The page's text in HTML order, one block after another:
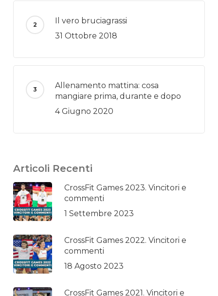
Il vero bruciagrassi
31 Ottobre 2018
Allenamento mattina: cosa
mangiare prima, durante e dopo
4 Giugno 2020
Articoli Recenti
CrossFit Games 2023. Vincitori e
commenti
1 Settembre 2023
CrossFit Games 2022. Vincitori e
commenti
18 Agosto 2023
CrossFit Games 2021. Vincitori e